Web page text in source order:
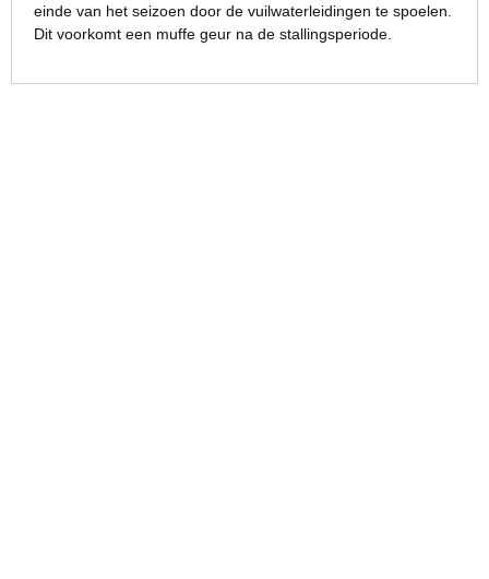
einde van het seizoen door de vuilwaterleidingen te spoelen.
Dit voorkomt een muffe geur na de stallingsperiode.